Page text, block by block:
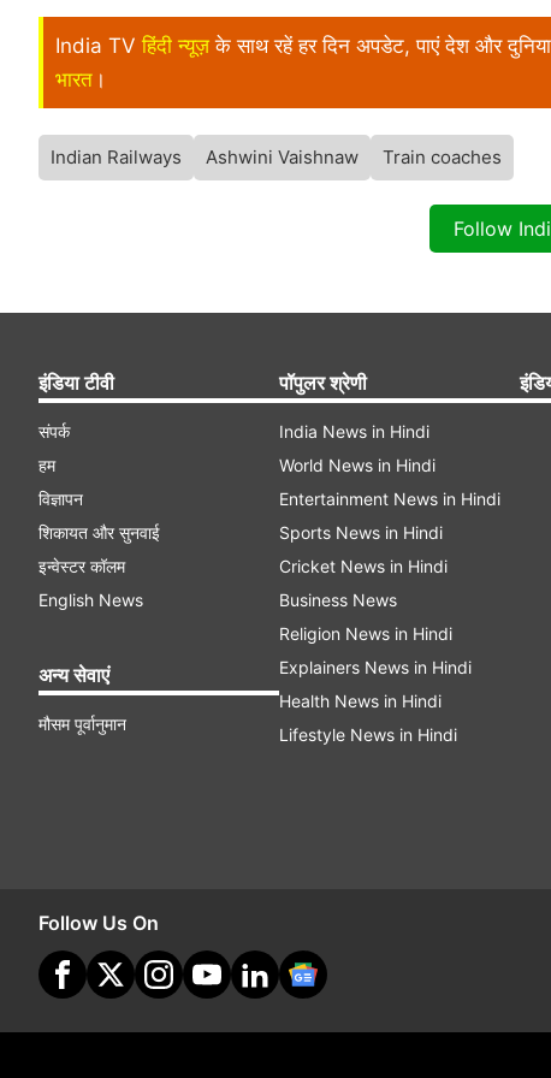
India TV हिंदी न्यूज़ के साथ रहें हर दिन अपडेट, पाएं देश और
भारत ।
Indian Railways Ashwini Vaishnaw Train coaches
Follow
इंडिया टीवी
संपर्क
हम
विज्ञापन
शिकायत और सुनवाई
इन्वेस्टर कॉलम
English News
अन्य सेवाएं
मौसम पूर्वानुमान
पॉपुलर श्रेणी
India News in Hindi
World News in Hindi
Entertainment News in Hindi
Sports News in Hindi
Cricket News in Hindi
Business News
Religion News in Hindi
Explainers News in Hindi
Health News in Hindi
Lifestyle News in Hindi
Follow Us On